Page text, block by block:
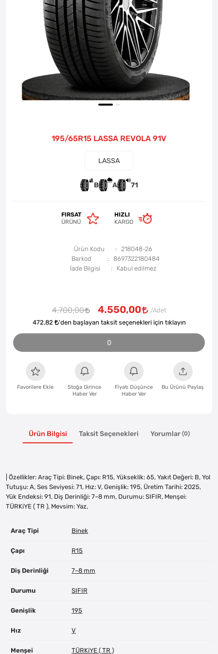
195/65R15 LASSA REVOLA 91V
LASSA
B A 71
FIRSAT
ÜRÜNÜ
HIZLI
KARGO
Ürün Kodu
218048-26
Barkod
8697322180484
İade Bilgisi
4.700,00 4.550,00
472,82 'den başlayan taksit seçenekleri için tıklayın
0
Favorilere Ekle
Stoğa Girince
Haber Ver
Fiyatı Düşünce
Haber Ver
Bu Ürünü Paylaş
Ürün Bilgisi Taksit Seçenekleri Yorumlar (0)
| Özellikler: Araç Tipi: Binek, Çapı: R15, Yükseklik: 65, Yakıt Değeri: B, Yol
Tutuşu: A, Ses Seviyesi: 71, Hız: V, Genişlik: 195, Üretim Tarihi: 2025,
Yük Endeksi: 91, Diş Derinliği: 7–8 mm, Durumu: SIFIR, Menşei:
TÜRKiYE ( TR ), Mevsim: Yaz,
Araç Tipi Binek
Çapı R15
Diş Derinliği 7–8 mm
Durumu SIFIR
Genişlik 195
Hız V
Menşei TÜRKiYE ( TR )